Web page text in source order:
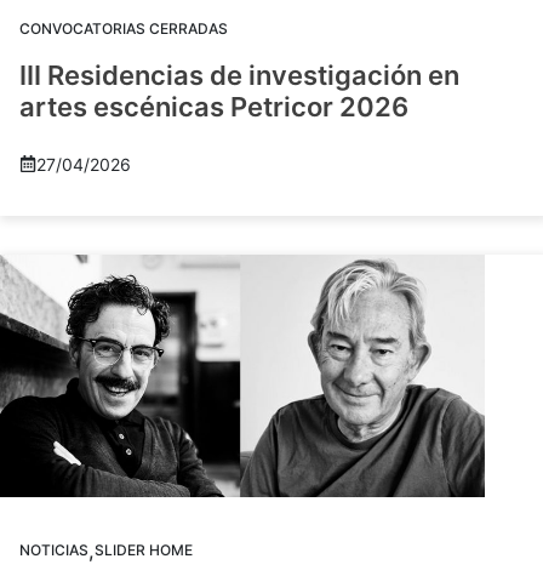
CONVOCATORIAS CERRADAS
III Residencias de investigación en
artes escénicas Petricor 2026
27/04/2026
NOTICIAS,SLIDER HOME